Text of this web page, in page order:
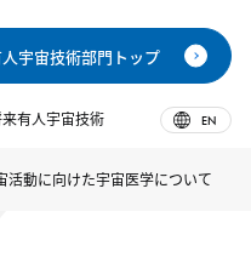
宇宙技術部門トップ
有人宇宙技術 EN
活動に向けた宇宙医学について